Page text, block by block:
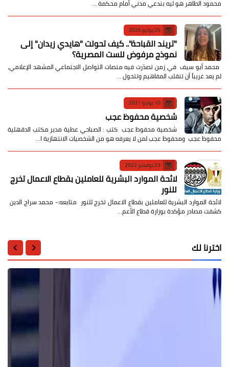
محمود الطاهر هو ليه بندعي مدني أمام محكمة …
25 يوليو 2026
​"تريند القباحة".. كيف تحولت "هايدي زيدان" إلى
نموذج مرفوض للست المصرية؟
​ محمد أبو سيف ​في زمن تصدّرت فيه منصات التواصل الاجتماعي المشهد الإعلامي،
لم يعد غريباً أن تنقلب المفاهيم وتتحول …
10 يونيو 2021
شخصية محفوظ عجب
شخصية محفوظ عجب كتب : الصباحي عطية مدير مكتب الدقهلية
محفوظ عجب ومحفوظ عجب لمن لا يعرفه هو من الشخصيات الانتهازية ا…
23 نوفمبر 2022
لائحة الموارد البشرية للعاملين بقطاع الاعمال تخرج
للنور
لائحة الموارد البشرية للعاملين بقطاع الاعمال تخرج للنور متابعه:- محمد سراج الدين
كشفت مصادر مؤكدة بوزارة قطاع الأعم…
اخترنا لك